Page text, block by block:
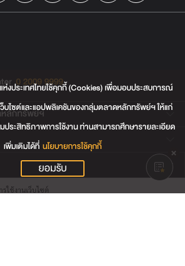
0 2009 9999
หลักทรัพย์ฯ
ใช้งานเว็บไซต์
ประเทศไทยใช้คุกกี้ (Cookies) เพื่อมอบประสบการณ์
บไซต์และแอปพลิเคชันของกลุ่มตลาดหลักทรัพย์ฯ ให้แก่
ประสิทธิภาพการใช้งาน ท่านสามารถศึกษารายละเอียด
เพิ่มเติมได้ที่ นโยบายการใช้คุกกี้
ยอมรับ